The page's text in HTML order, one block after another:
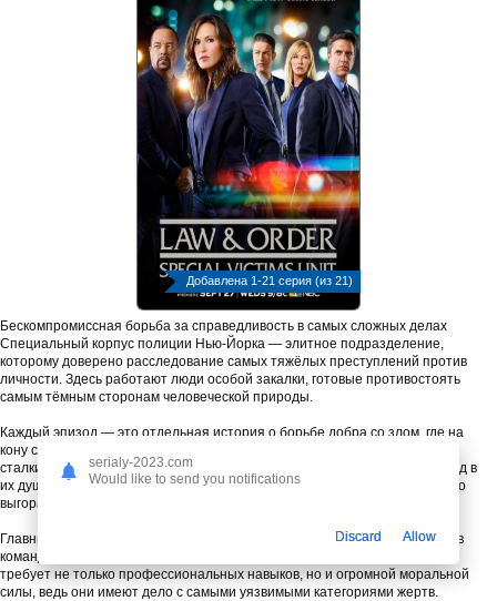
Добавлена 1-21 серия (из 21)
Бескомпромиссная борьба за справедливость в самых сложных делах
Специальный корпус полиции Нью-Йорка — элитное подразделение,
которому доверено расследование самых тяжёлых преступлений против
личности. Здесь работают люди особой закалки, готовые противостоять
самым тёмным сторонам человеческой природы.
Каждый эпизод — это отдельная история о борьбе добра со злом, где на
кону стоят судьбы жертв и их близких. Детективы подразделения
сталкиваются с преступлениями, которые оставляют неизгладимый след в
их душах, заставляя постоянно балансировать на грани эмоционального
выгорания.
Главные герои — опытные следователи, каждый из которых привносит в
команду свой уникальный опыт и подход к расследованию. Их работа
требует не только профессиональных навыков, но и огромной моральной
силы, ведь они имеют дело с самыми уязвимыми категориями жертв.
serialy-2023.com
Would like to send you notifications
Discard Allow